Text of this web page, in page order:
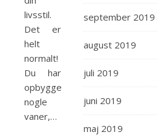
livsstil.
Det er
helt
normalt!
Du har
opbygget
nogle
vaner,…
september 2019
august 2019
juli 2019
juni 2019
maj 2019